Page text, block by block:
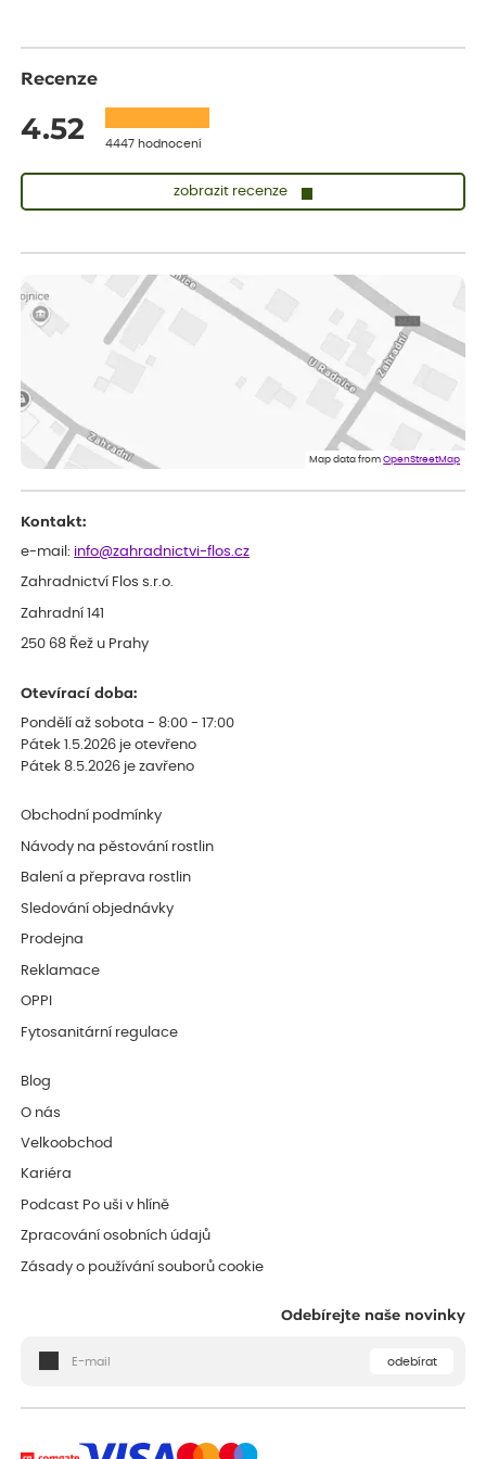
Recenze
4.52 4447 hodnocení
zobrazit recenze
vše v naprostém pořádku
ověřený nákup dnes
Jana
Flos je nejlepší &#129321;
Map data fromOpenStreetMap
Kontakt:
e-mail: info@zahradnictvi-flos.cz
Zahradnictví Flos s.r.o.
Zahradní 141
250 68 Řež u Prahy
Otevírací doba:
Pondělí až sobota - 8:00 - 17:00
Pátek 1.5.2026 je otevřeno
Pátek 8.5.2026 je zavřeno
Obchodní podmínky
Návody na pěstování rostlin
Balení a přeprava rostlin
Sledování objednávky
Prodejna
Reklamace
OPPI
Fytosanitární regulace
Blog
O nás
Velkoobchod
Kariéra
Podcast Po uši v hlíně
Zpracování osobních údajů
Zásady o používání souborů cookie
Odebírejte naše novinky
odebírat